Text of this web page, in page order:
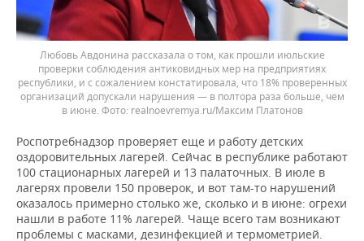
Любовь Авдонина рассказала о том, как прошли июльские
проверки соблюдения антиковидных мер на предприятиях
республики, и с сожалением констатировала, что 18% проверенных
организаций допускали нарушения — в полтора раза больше, чем
в июне.
realnoevremya.ru/Максим Платонов
Роспотребнадзор проверяет еще и работу детских
оздоровительных лагерей. Сейчас в республике работают
100 стационарных лагерей и 13 палаточных. В июле в
лагерях провели 150 проверок, и вот там-то нарушений
оказалось примерно столько же, сколько и в июне: огрехи
нашли в работе 11% лагерей. Чаще всего там возникают
проблемы с масками, дезинфекцией и термометрией.